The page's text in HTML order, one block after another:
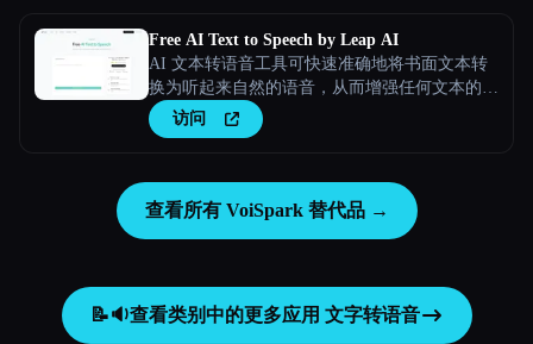
Free AI Text to Speech by Leap AI
AI 文本转语音工具可快速准确地将书面文本转
换为听起来自然的语音，从而增强任何文本的参
与度和可访问性。
访问
查看所有 VoiSpark 替代品 →
📝🔉查看类别中的更多应用 文字转语音